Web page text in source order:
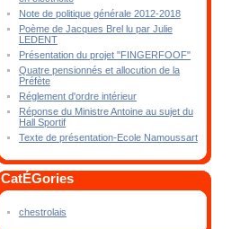
Note de politique générale 2012-2018
Poème de Jacques Brel lu par Julie
LEDENT
Présentation du projet "FINGERFOOF"
Quatre pensionnés et allocution de la
Préfète
Réglement d'ordre intérieur
Réponse du Ministre Antoine au sujet du
Hall Sportif
Texte de présentation-Ecole Namoussart
CatÉGories
chestrolais